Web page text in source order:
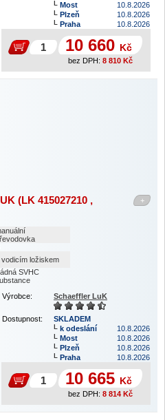
Most
10.8.2026
Plzeň
10.8.2026
Praha
10.8.2026
10 660 Kč
bez DPH: 8 810 Kč
+
(LK 415027210 ,
vodicím ložiskem
SVHC
Výrobce:
Schaeffler LuK
Dostupnost:
SKLADEM
k odeslání
10.8.2026
Most
10.8.2026
Plzeň
10.8.2026
Praha
10.8.2026
10 665 Kč
bez DPH: 8 814 Kč